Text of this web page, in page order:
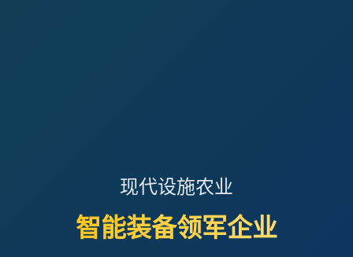
现代设施农业
智能装备领军企业